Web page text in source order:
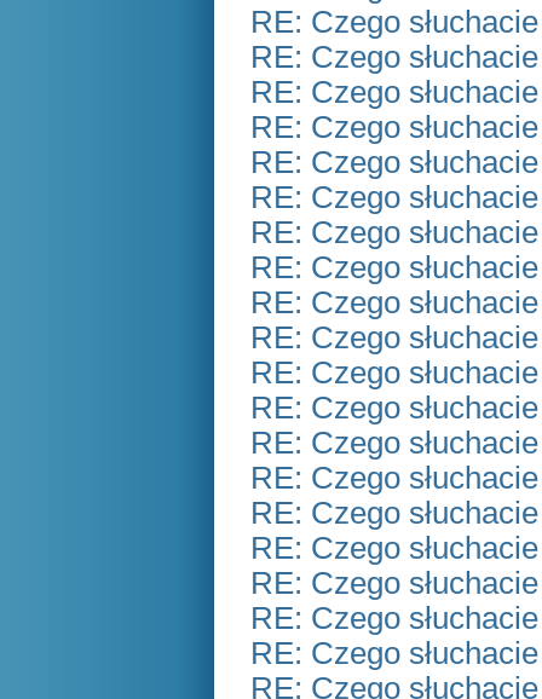
RE: Czego
RE: Czego
RE: Czego
RE: Czego
RE: Czego
RE: Czego
RE: Czego
RE: Czego
RE: Czego
RE: Czego
RE: Czego
RE: Czego
RE: Czego
RE: Czego
RE: Czego
RE: Czego
RE: Czego
RE: Czego
RE: Czego
RE: Czego